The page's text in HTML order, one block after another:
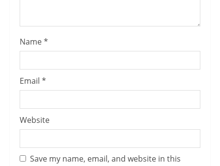
Name*
Email *
Website
Save my name, email, and website in this